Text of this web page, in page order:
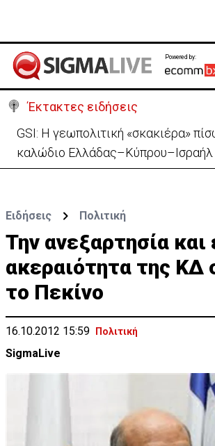
Powered by:
Έκτακτες ειδήσεις
Συντριβή ελικοπτέρου σε
Τζανέιρο - 4 νεκροί (BINTEO)
Ειδήσεις Πολιτική
Την ανεξαρτησία
ακεραιότητα της ΚΔ
το Πεκίνο
16.10.2012 15:59 Πολιτική
SigmaLive